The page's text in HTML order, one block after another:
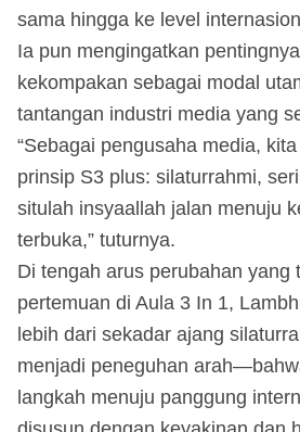
sama hingga ke level
Ia pun mengingatkan
kekompakan sebagai modal
tantangan industri media yang
“Sebagai pengusaha media,
prinsip S3 plus: silaturrahmi,
situlah insyaallah jalan menuju
terbuka,” tuturnya.
Di tengah arus perubahan yang
pertemuan di Aula 3 In 1,
lebih dari sekadar ajang
menjadi peneguhan
langkah menuju panggung